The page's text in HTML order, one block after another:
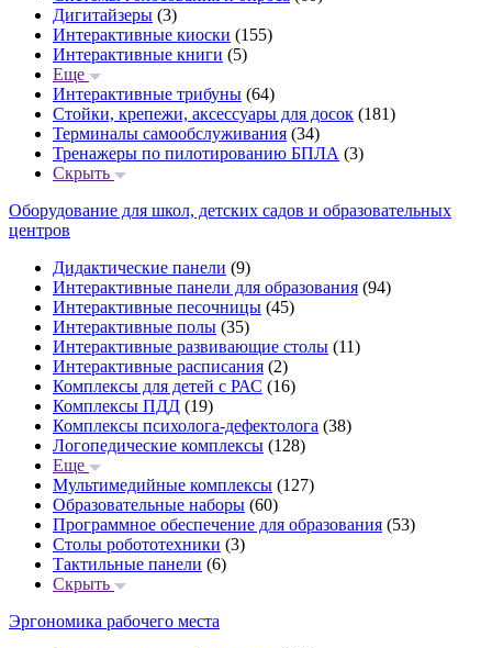
Дигитайзеры (3)
Интерактивные киоски (155)
Интерактивные книги (5)
Еще
Интерактивные трибуны (64)
Стойки, крепежи, аксессуары для досок (181)
Терминалы самообслуживания (34)
Тренажеры по пилотированию БПЛА (3)
Скрыть
Оборудование для школ, детских садов и образовательных
центров
Дидактические панели (9)
Интерактивные панели для образования (94)
Интерактивные песочницы (45)
Интерактивные полы (35)
Интерактивные развивающие столы (11)
Интерактивные расписания (2)
Комплексы для детей с РАС (16)
Комплексы ПДД (19)
Комплексы психолога-дефектолога (38)
Логопедические комплексы (128)
Еще
Мультимедийные комплексы (127)
Образовательные наборы (60)
Программное обеспечение для образования (53)
Столы робототехники (3)
Тактильные панели (6)
Скрыть
Эргономика рабочего места